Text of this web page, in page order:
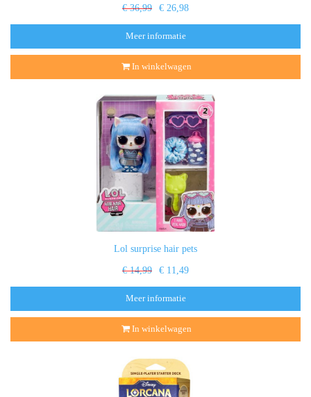
€ 36,99 € 26,98
Meer informatie
In winkelwagen
Lol surprise hair pets
€ 14,99 € 11,49
Meer informatie
In winkelwagen